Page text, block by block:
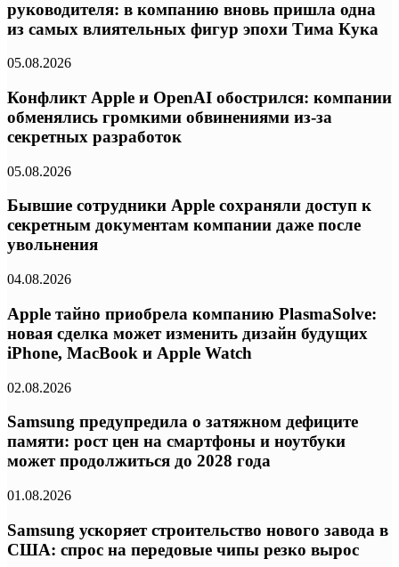
руководителя: в компанию вновь пришла одна
из самых влиятельных фигур эпохи Тима Кука
05.08.2026
Конфликт Apple и OpenAI обострился: компании
обменялись громкими обвинениями из-за
секретных разработок
05.08.2026
Бывшие сотрудники Apple сохраняли доступ к
секретным документам компании даже после
увольнения
04.08.2026
Apple тайно приобрела компанию PlasmaSolve:
новая сделка может изменить дизайн будущих
iPhone, MacBook и Apple Watch
02.08.2026
Samsung предупредила о затяжном дефиците
памяти: рост цен на смартфоны и ноутбуки
может продолжиться до 2028 года
01.08.2026
Samsung ускоряет строительство нового завода в
США: спрос на передовые чипы резко вырос